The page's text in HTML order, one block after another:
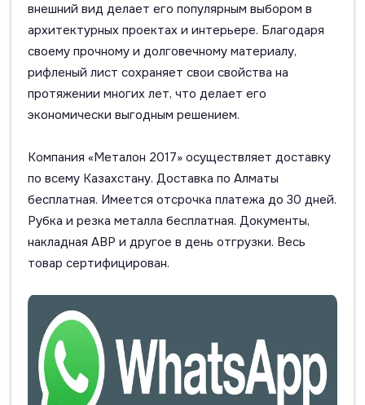
внешний вид делает его популярным выбором в
архитектурных проектах и интерьере. Благодаря
своему прочному и долговечному материалу,
рифленый лист сохраняет свои свойства на
протяжении многих лет, что делает его
экономически выгодным решением.
Компания «Металон 2017» осуществляет доставку
по всему Казахстану. Доставка по Алматы
бесплатная. Имеется отсрочка платежа до 30 дней.
Рубка и резка металла бесплатная. Документы,
накладная АВР и другое в день отгрузки. Весь
товар сертифицирован.